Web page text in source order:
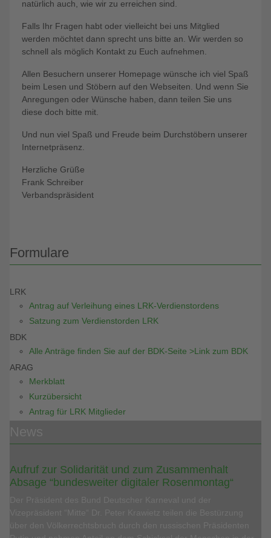
natürlich auch, wie wir zu erreichen sind.
Falls Ihr Fragen habt oder vielleicht bei uns Mitglied
werden möchtet dann sprecht uns bitte an. Wir werden so
schnell als möglich Kontakt zu Euch aufnehmen.
Allen Besuchern unserer Homepage wünsche ich viel Spaß
beim Lesen und Stöbern auf den Webseiten. Und wenn Sie
Anregungen oder Wünsche haben, dann teilen Sie uns
diese doch bitte mit.
Und nun viel Spaß und Freude beim Durchstöbern unserer
Internetpräsenz.
Herzliche Grüße
Frank Schreiber
Verbandspräsident
Formulare
LRK
Antrag auf Verleihung eines LRK-Verdienstordens
Satzung zum Verdienstorden LRK
BDK
Alle Anträge finden Sie auf der BDK-Seite >Link zum BDK
ARAG
Merkblatt
Kurzübersicht
Antrag für LRK Mitglieder
Aufruf zur Solidarität und zum Zusammenhalt
Absage “bundesweiter digitaler Rosenmontag“